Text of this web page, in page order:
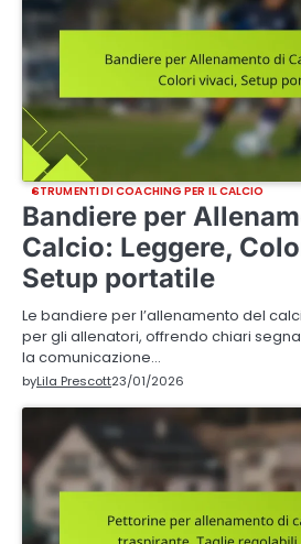
STRUMENTI DI COACHING PER IL CALCIO
Bandiere per
Calcio: Leggere,
Setup portatile
Le bandiere per l’allenamento del
per gli allenatori, offrendo chiari
la comunicazione…
byLila Prescott23/01/2026